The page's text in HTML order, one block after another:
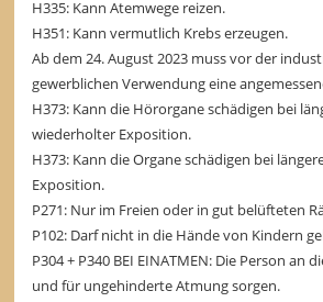
H335: Kann Atemwege reizen.
H351: Kann vermutlich Krebs erzeugen.
Ab dem 24. August 2023 muss vor der
gewerblichen Verwendung eine
H373: Kann die Hörorgane schädigen bei
wiederholter Exposition.
H373: Kann die Organe schädigen bei
Exposition.
P271: Nur im Freien oder in gut belüfteten
P102: Darf nicht in die Hände von Kindern
P304 + P340 BEI EINATMEN: Die Person an
und für ungehinderte Atmung sorgen.